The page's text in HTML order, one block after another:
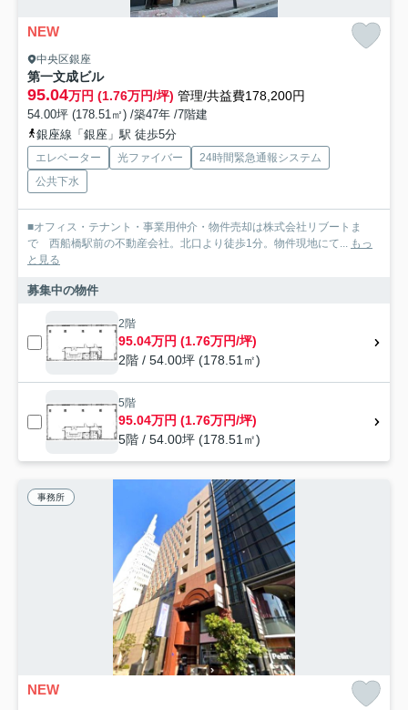
NEW
中央区銀座
第一文成ビル
95.04万円 (1.76万円/坪) 管理/共益費178,200円
54.00坪 (178.51㎡) /築47年 /7階建
銀座線「銀座」駅 徒歩5分
エレベーター 光ファイバー
24時間緊急通報システム
公共下水
■オフィス・テナント・事業用仲介・物件売却は株式会社リブートま
で 西船橋駅前の不動産会社。北口より徒歩1分。物件現地にて... もっ
と見る
募集中の物件
2階
95.04万円 (1.76万円/坪)
2階 / 54.00坪 (178.51㎡)
5階
95.04万円 (1.76万円/坪)
5階 / 54.00坪 (178.51㎡)
事務所
NEW